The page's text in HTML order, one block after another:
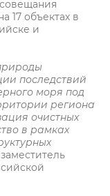
17 объектах в
и
последствий
моря под
региона
очистных
в рамках